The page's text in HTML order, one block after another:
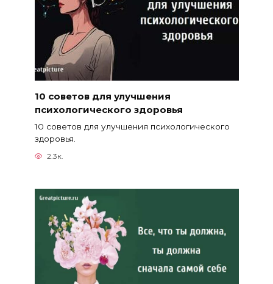
10 советов для улучшения
психологического здоровья
10 советов для улучшения психологического
здоровья.
2.3к.